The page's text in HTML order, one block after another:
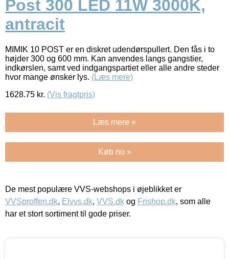
Post 300 LED 11W 3000K,
antracit
MIMIK 10 POST er en diskret udendørspullert. Den fås i to
højder 300 og 600 mm. Kan anvendes langs gangstier,
indkørslen, samt ved indgangspartiet eller alle andre steder
hvor mange ønsker lys. (Læs mere)
1628.75 kr. (Vis fragtpris)
Læs mere »
Køb nu »
De mest populære VVS-webshops i øjeblikket er
VVSproffen.dk, Elvvs.dk, VVS.dk og Frishop.dk, som alle
har et stort sortiment til gode priser.